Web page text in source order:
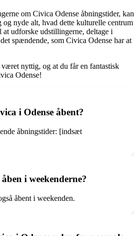
om Civica Odense åbningstider, kan
nyde alt, hvad dette kulturelle centrum
udforske udstillingerne, deltage i
spændende, som Civica Odense har at
nyttig, og at du får en fantastisk
Odense!
i Odense åbent?
åbningstider: [indsæt
i weekenderne?
åbent i weekenden.